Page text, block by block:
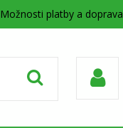
Možnosti platby a doprava